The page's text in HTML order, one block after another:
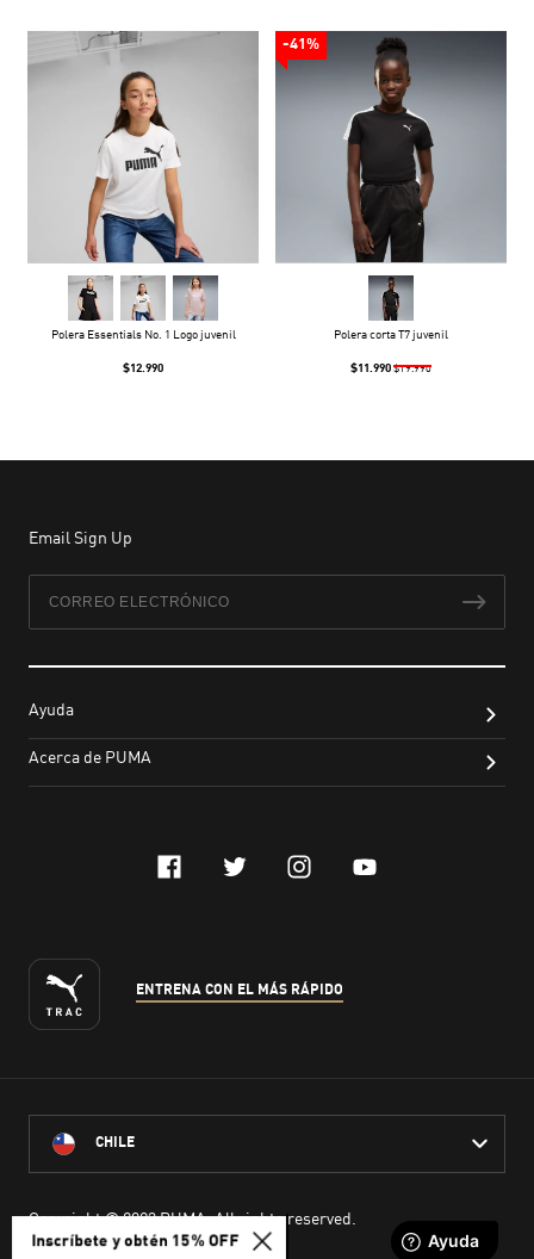
Polera Essentials No. 1 Logo juvenil
$12.990
-41%
Polera corta T7 juvenil
$11.990 $19.990
Inscríbete y obtén 15% OFF